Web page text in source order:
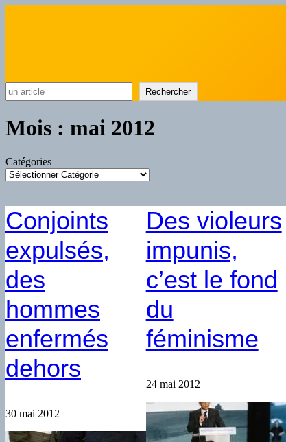
Rechercher
Mois : mai 2012
Catégories
Conjoints
expulsés,
des
hommes
enfermés
dehors
30 mai 2012
Des violeurs
impunis,
c’est le fond
du
féminisme
24 mai 2012